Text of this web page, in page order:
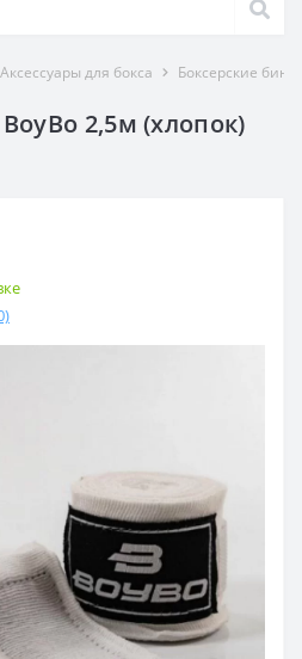
Аксессуары для бокса Боксерские
2,5м (хлопок)